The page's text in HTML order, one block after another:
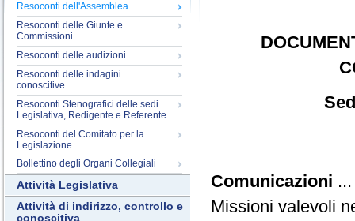
Resoconti dell'Assemblea
Resoconti delle Giunte e
Commissioni
Resoconti delle audizioni
Resoconti delle indagini
conoscitive
Resoconti Stenografici delle sedi
Legislativa, Redigente e Referente
Resoconti del Comitato per la
Legislazione
Bollettino degli Organi Collegiali
Attività Legislativa
Attività di indirizzo, controllo e
conoscitiva
Comunicazioni
Missioni valevoli